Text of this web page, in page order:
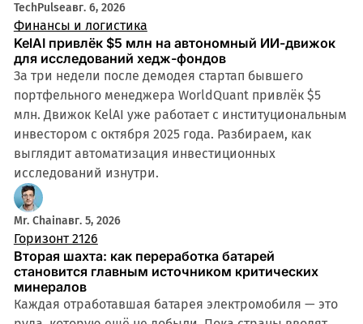
TechPulseавг. 6, 2026
Финансы и логистика
KelAI привлёк $5 млн на автономный ИИ-движок
для исследований хедж-фондов
За три недели после демодея стартап бывшего
портфельного менеджера WorldQuant привлёк $5
млн. Движок KelAI уже работает с институциональным
инвестором с октября 2025 года. Разбираем, как
выглядит автоматизация инвестиционных
исследований изнутри.
Mr. Chainавг. 5, 2026
Горизонт 2126
Вторая шахта: как переработка батарей
становится главным источником критических
минералов
Каждая отработавшая батарея электромобиля — это